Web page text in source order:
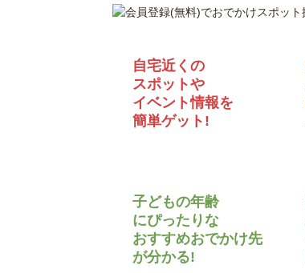
自宅近くの
スポットや
イベント情報を
簡単ゲット!
子どもの年齢
にぴったりな
おすすめおでかけ先
が分かる!